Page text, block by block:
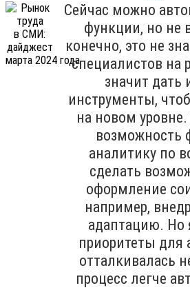
Сейчас можно
функции, но не
конечно, это не
специалистов на
значит
инструменты,
на новом
возможность
аналитику по
сделать
оформление
например,
адаптацию. Но
приоритеты для
отталкивалась
процесс легче